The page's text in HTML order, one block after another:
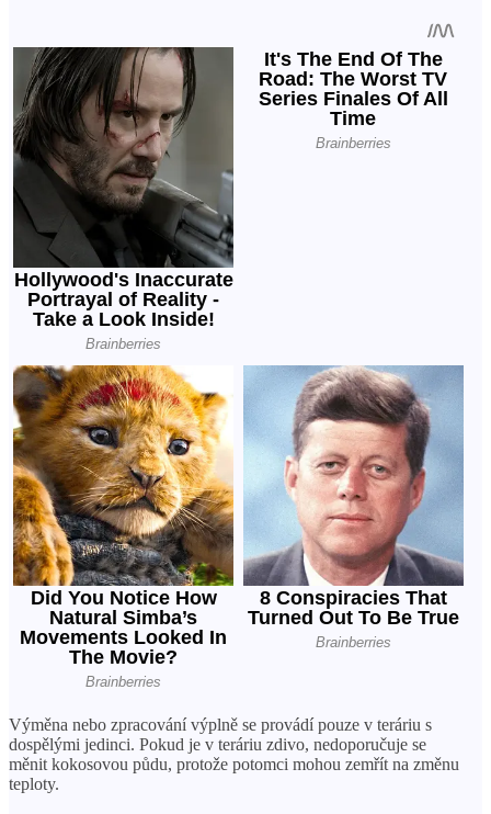
Výměna nebo zpracování výplně se provádí pouze v teráriu s
dospělými jedinci. Pokud je v teráriu zdivo, nedoporučuje se
měnit kokosovou půdu, protože potomci mohou zemřít na změnu
teploty.